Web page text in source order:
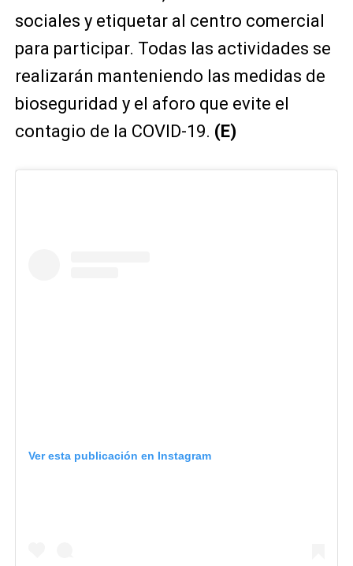
sociales y etiquetar al centro comercial
para participar. Todas las actividades se
realizarán manteniendo las medidas de
bioseguridad y el aforo que evite el
contagio de la COVID-19. (E)
Ver esta publicación en Instagram